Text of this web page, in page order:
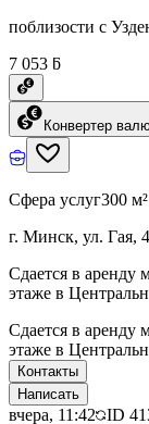
поблизости с
7 053 ƃ
Конвертер
Сфера услуг300 м²
г. Минск, ул. Гая,
Сдается в аренду
этаже в
Сдается в аренду
этаже в
Контакты
Написать
вчера, 11:42 ID